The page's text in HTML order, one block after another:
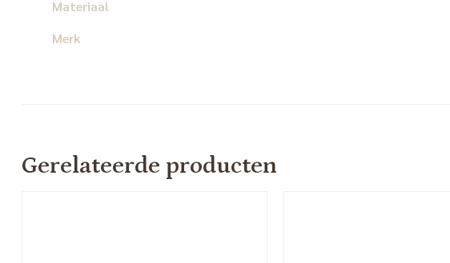
Materiaal
Merk
Gerelateerde producten